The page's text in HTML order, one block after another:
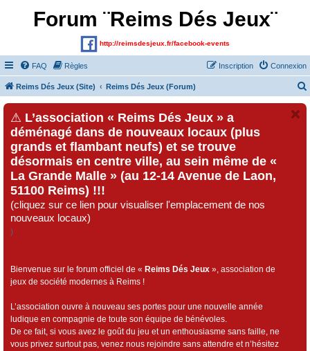
Forum ¨Reims Dés Jeux¨
http://reimsdesjeux.fr/facebook-events
FAQ Règles Connexion
Inscription
Reims Dés Jeux (Site) Reims Dés Jeux (Forum)
⚠ L’association « Reims Dés Jeux » a
déménagé dans de nouveaux locaux (plus
grands et flambant neufs) et se trouve
désormais en centre ville, au sein même de «
La Grande Malle » (au 12-14 Avenue de Laon,
51100 Reims) !!!
(cliquez sur ce lien pour visualiser l'emplacement de nos
nouveaux locaux)
)
Bienvenue sur le forum officiel de « Reims Dés Jeux », association de
jeux de société modernes à Reims !
L’association ouvre à nouveau ses portes pour une nouvelle année
ludique en compagnie de toute son équipe de bénévoles.
De ce fait, si vous avez le goût du jeu et un enthousiasme sans faille, ne
vous privez surtout pas, venez nous rejoindre sans attendre et n’hésitez